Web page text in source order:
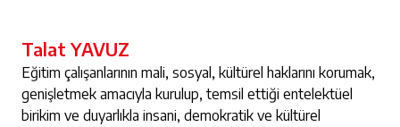
Talat YAVUZ
Eğitim çalışanlarının mali, sosyal, kültürel haklarını korumak,
genişletmek amacıyla kurulup, temsil ettiği entelektüel
birikim ve duyarlıkla insani, demokratik ve kültürel